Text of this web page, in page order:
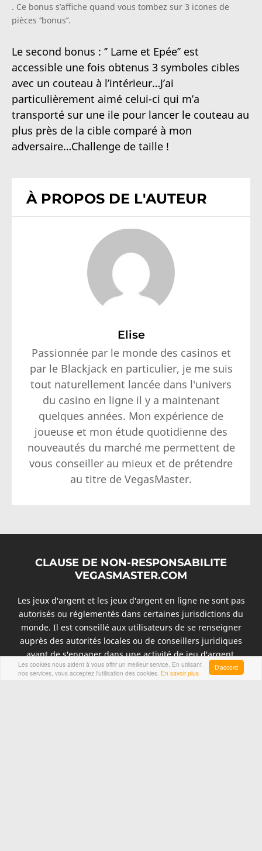
D'accord
Les cookies nous aident à vous offrir un meilleur service. En utilisant
nos services, vous acceptez l'utilisation des cookies. En savoir plus
. Ce bonus s’affiche quand vous tombez sur 3 icones de
pièces ‘’bonus’’.
Le second bonus : ‘’ Lame et Epée’’ est
accessible une fois obtenus 3 symboles cibles
avec un couteau à l’intérieur…J’ai
particulièrement aimé celui-ci qui m’a
transporté sur une ile pour lancer le couteau au
plus près de la cible comparé à mon
adversaire…Challenge de taille !
À PROPOS DE L'AUTEUR
Elise
Passionnée par le monde des casinos et
par le Blackjack en particulier, je me suis
tout naturellement lancée dans l'univers
du casino en ligne il y a maintenant
quelques années. Mon expérience de
joueuse et mon étude quotidienne des
nouveautés du marché me permettent de
vous conseiller au mieux et de prétendre
au titre de VegasMaster.
CLAUSE DE NON-RESPONSABILITE
VEGASMASTER.COM
Les jeux d'argent et les jeux d'argent en ligne ne sont pas
autorisés ou réglementés dans certaines jurisdictions du
monde. Il est conseillé aux utilisateurs de se renseigner
auprès des autorités locales ou de conseillers juridiques
avant de s'engager dans une activité de jeu d'argent.
En visitant ce site, vous acceptez expressément ses termes,